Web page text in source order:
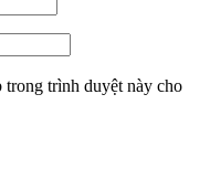
trình duyệt này cho